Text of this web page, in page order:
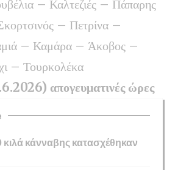
– Καλτεζιές – Πάπαρης
– Πετρίνα –
– Καμάρα – Άκοβος –
– Τουρκολέκα
απογευματινές ώρες
κάνναβης κατασχέθηκαν